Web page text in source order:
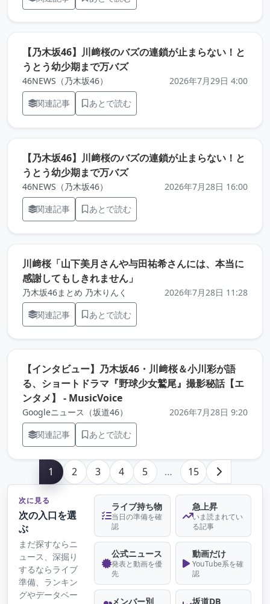
【乃木坂46】川﨑桜のバズの連鎖が止まらない！と
うとう幼少期まで万バズ（元記事を新しいタブで開きま
46NEWS（乃木坂46）
2026年7月29日 4:00
関連記事
あとで読む
【乃木坂46】川﨑桜のバズの連鎖が止まらない！と
うとう幼少期まで万バズ（元記事を新しいタブで開きま
46NEWS（乃木坂46）
2026年7月28日 16:00
関連記事
あとで読む
川﨑桜「山下美月さんや与田祐希さんには、本当に
感謝してもしきれません」
乃木坂46まとめ 乃木りんく
2026年7月28日 11:28
関連記事
あとで読む
【インタビュー】乃木坂46・川﨑桜＆小川彩が語
る、ショートドラマ『野球少女鷲尾』撮影秘話【エ
ンタメ】 - MusicVoice（元記事を新しいタブで開きます
Googleニュース（坂道46）
2026年7月28日 9:20
関連記事
あとで読む
1 2 3 4 5 … 15
次に見る
次の入口を選
ぶ
まだ探すならニ
ュース、深掘り
するならライブ
準備、ランキン
グやデータベー
ライブ持ち物
当日の準備を確
認
急上昇
いま読まれてい
る記事
公式ニュース
発表と動画を優
先
動画だけ
YouTube系を確
認
メンバー別 坂道DB